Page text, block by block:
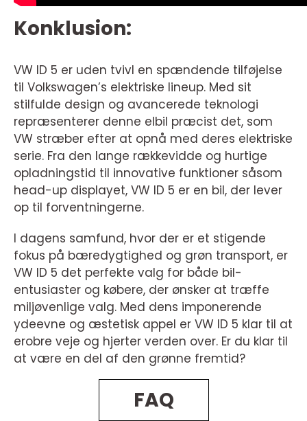
Konklusion:
VW ID 5 er uden tvivl en spændende tilføjelse
til Volkswagen’s elektriske lineup. Med sit
stilfulde design og avancerede teknologi
repræsenterer denne elbil præcist det, som
VW stræber efter at opnå med deres elektriske
serie. Fra den lange rækkevidde og hurtige
opladningstid til innovative funktioner såsom
head-up displayet, VW ID 5 er en bil, der lever
op til forventningerne.
I dagens samfund, hvor der er et stigende
fokus på bæredygtighed og grøn transport, er
VW ID 5 det perfekte valg for både bil-
entusiaster og købere, der ønsker at træffe
miljøvenlige valg. Med dens imponerende
ydeevne og æstetisk appel er VW ID 5 klar til at
erobre veje og hjerter verden over. Er du klar til
at være en del af den grønne fremtid?
FAQ